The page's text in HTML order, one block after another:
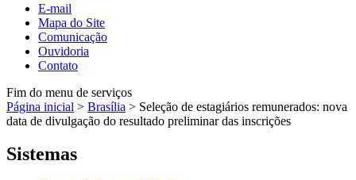
E-mail
Mapa do Site
Comunicação
Ouvidoria
Contato
Fim do menu de serviços
Página inicial > Brasília > Seleção de estagiários remunerados: nova
data de divulgação do resultado preliminar das inscrições
Sistemas